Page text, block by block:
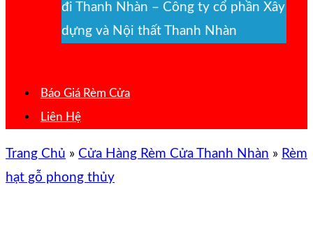
đi Thanh Nhàn – Công ty cổ phần Xây
dựng và Nội thất Thanh Nhàn
Báo Giá Rèm Cửa
Liên Hệ
Trang Chủ » Cửa Hàng Rèm Cửa Thanh Nhàn » Rèm
hạt gỗ phong thủy